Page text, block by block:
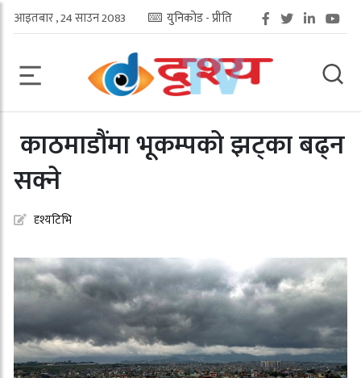
आइतबार , 24 साउन 2083 युनिकोड - प्रीति
काठमाडौंमा भूकम्पको झट्का बढ्न
सक्ने
दृश्यटिभि